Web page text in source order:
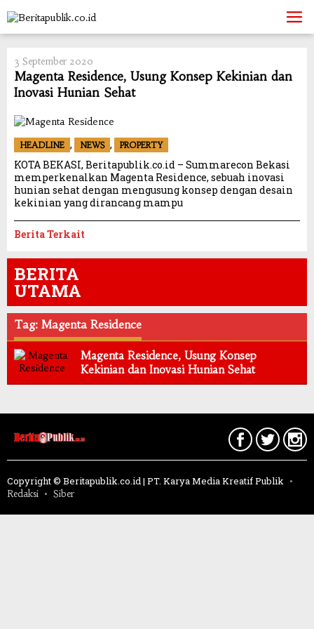
to
content
3 September 2020
Magenta Residence, Usung Konsep Kekinian dan
Inovasi Hunian Sehat
HEADLINE , NEWS , PROPERTY
KOTA BEKASI, Beritapublik.co.id – Summarecon Bekasi
memperkenalkan Magenta Residence, sebuah inovasi
hunian sehat dengan mengusung konsep dengan desain
kekinian yang dirancang mampu
Berita Terkait
BERITA
UTAMA
Tag: Magenta Residence
Magenta Residence, Usung Konsep
Kekinian dan Inovasi Hunian Sehat
Copyright © Beritapublik.co.id | PT. Karya Media Kreatif Publik
Redaksi Siber